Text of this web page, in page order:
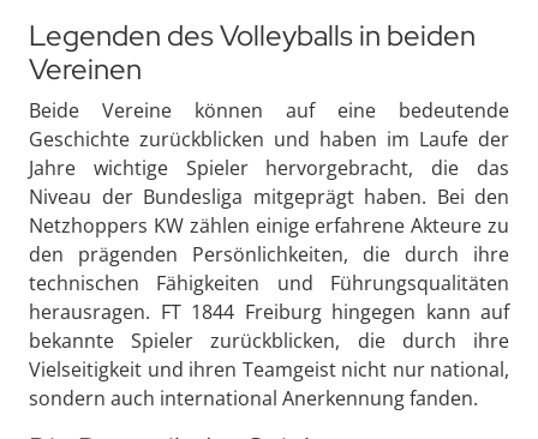
Legenden des Volleyballs in beiden
Vereinen
Beide Vereine können auf eine bedeutende
Geschichte zurückblicken und haben im Laufe der
Jahre wichtige Spieler hervorgebracht, die das
Niveau der Bundesliga mitgeprägt haben. Bei den
Netzhoppers KW zählen einige erfahrene Akteure zu
den prägenden Persönlichkeiten, die durch ihre
technischen Fähigkeiten und Führungsqualitäten
herausragen. FT 1844 Freiburg hingegen kann auf
bekannte Spieler zurückblicken, die durch ihre
Vielseitigkeit und ihren Teamgeist nicht nur national,
sondern auch international Anerkennung fanden.